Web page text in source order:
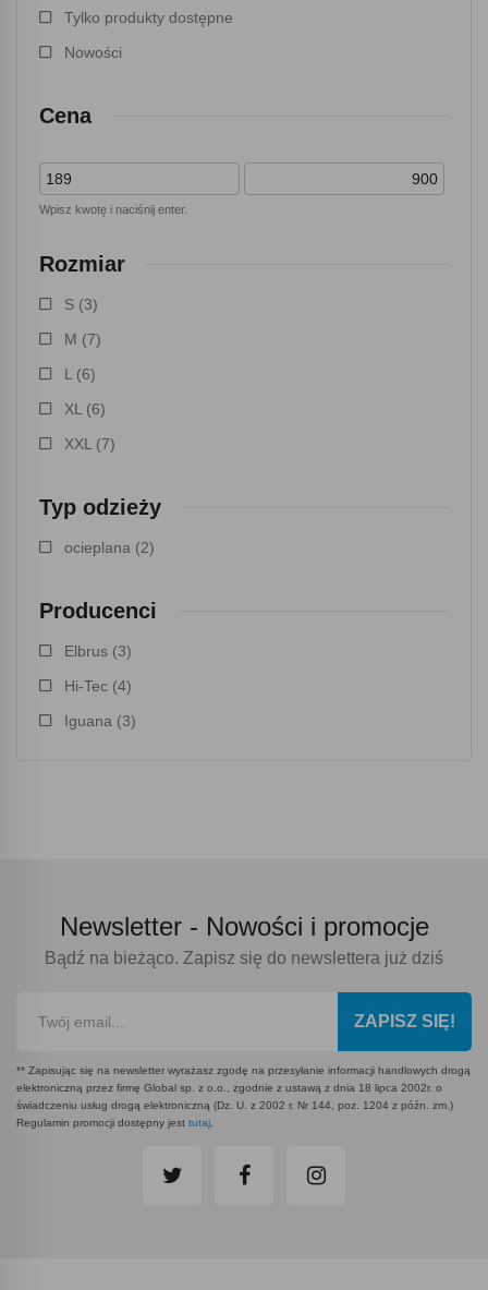
Tylko produkty dostępne
Nowości
Cena
Wpisz kwotę i naciśnij enter.
Rozmiar
S (3)
M (7)
L (6)
XL (6)
XXL (7)
Typ odzieży
ocieplana (2)
Producenci
Elbrus (3)
Hi-Tec (4)
Iguana (3)
Newsletter - Nowości i promocje
Bądź na bieżąco. Zapisz się do newslettera już dziś
ZAPISZ SIĘ!
** Zapisując się na newsletter wyrażasz zgodę na przesyłanie informacji handlowych drogą
elektroniczną przez firmę Global sp. z o.o., zgodnie z ustawą z dnia 18 lipca 2002r. o
świadczeniu usług drogą elektroniczną (Dz. U. z 2002 r. Nr 144, poz. 1204 z późn. zm.)
Regulamin promocji dostępny jest tutaj.